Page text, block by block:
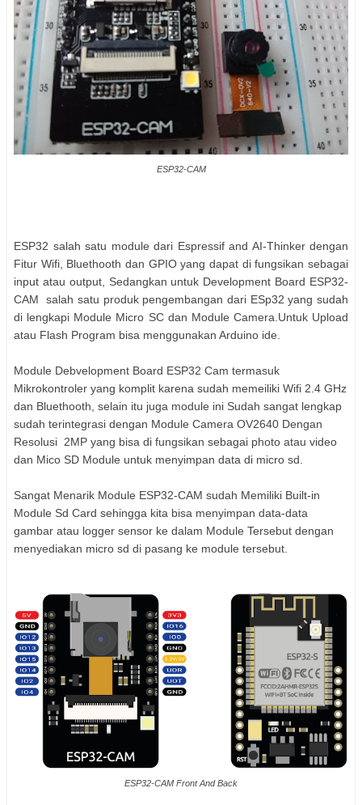
ESP32-CAM
ESP32 salah satu module dari Espressif and AI-Thinker dengan
Fitur Wifi, Bluethooth dan GPIO yang dapat di fungsikan sebagai
input atau output, Sedangkan untuk Development Board ESP32-
CAM salah satu produk pengembangan dari ESp32 yang sudah
di lengkapi Module Micro SC dan Module Camera.Untuk Upload
atau Flash Program bisa menggunakan Arduino ide.
Module Debvelopment Board ESP32 Cam termasuk
Mikrokontroler yang komplit karena sudah memeiliki Wifi 2.4 GHz
dan Bluethooth, selain itu juga module ini Sudah sangat lengkap
sudah terintegrasi dengan Module Camera OV2640 Dengan
Resolusi 2MP yang bisa di fungsikan sebagai photo atau video
dan Mico SD Module untuk menyimpan data di micro sd.
Sangat Menarik Module ESP32-CAM sudah Memiliki Built-in
Module Sd Card sehingga kita bisa menyimpan data-data
gambar atau logger sensor ke dalam Module Tersebut dengan
menyediakan micro sd di pasang ke module tersebut.
ESP32-CAM Front And Back